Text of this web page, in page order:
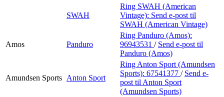
SWAH
Ring SWAH (American
Vintage): Send e-post til
SWAH (American Vintage)
Amos Panduro
Ring Panduro (Amos):
96943531 / Send e-post til
Panduro (Amos)
Amundsen Sports Anton Sport
Ring Anton Sport (Amundsen
Sports): 67541377 / Send e-
post til Anton Sport
(Amundsen Sports)